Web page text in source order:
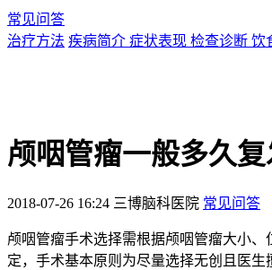
常见问答
治疗方法 疾病简介 症状表现 检查诊断 饮
颅咽管瘤一般多久复
2018-07-26 16:24 三博脑科医院 常见问答
颅咽管瘤手术选择需根据颅咽管瘤大小、
定，手术基本原则为尽量选择无创且医生